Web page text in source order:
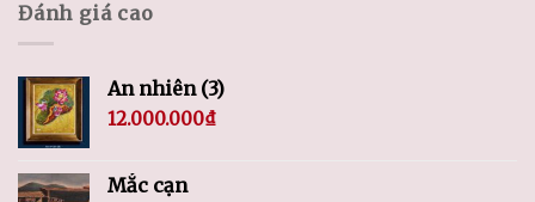
Đánh giá cao
An nhiên (3)
12.000.000₫
Mắc cạn